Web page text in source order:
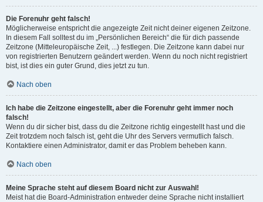
Die Forenuhr geht falsch!
Möglicherweise entspricht die angezeigte Zeit nicht deiner eigenen Zeitzone.
In diesem Fall solltest du im „Persönlichen Bereich“ die für dich passende
Zeitzone (Mitteleuropäische Zeit, ...) festlegen. Die Zeitzone kann dabei nur
von registrierten Benutzern geändert werden. Wenn du noch nicht registriert
bist, ist dies ein guter Grund, dies jetzt zu tun.
Nach oben
Ich habe die Zeitzone eingestellt, aber die Forenuhr geht immer noch
falsch!
Wenn du dir sicher bist, dass du die Zeitzone richtig eingestellt hast und die
Zeit trotzdem noch falsch ist, geht die Uhr des Servers vermutlich falsch.
Kontaktiere einen Administrator, damit er das Problem beheben kann.
Nach oben
Meine Sprache steht auf diesem Board nicht zur Auswahl!
Meist hat die Board-Administration entweder deine Sprache nicht installiert